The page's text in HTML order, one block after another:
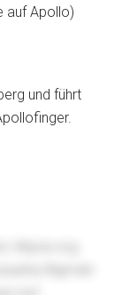
auf Apollo)
und führt